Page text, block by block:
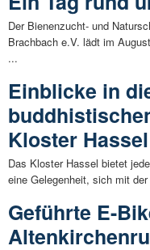
Der Bienenzucht- und
Brachbach e.V. lädt im
...
Einblicke in
Kloster Hassel
Das Kloster Hassel bietet
eine Gelegenheit, sich mit
Geführte E-